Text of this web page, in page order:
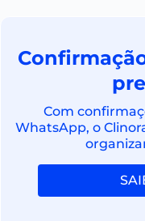
Com
WhatsApp, o